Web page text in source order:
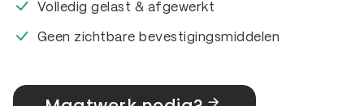
Volledig gelast & afgewerkt
Geen zichtbare bevestigingsmiddelen